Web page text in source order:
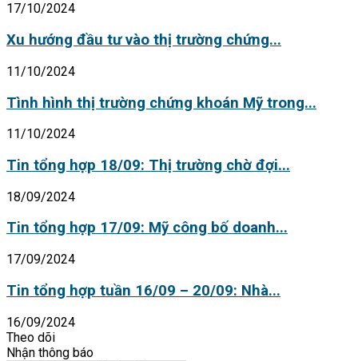
17/10/2024
Xu hướng đầu tư vào thị trường chứng...
11/10/2024
Tình hình thị trường chứng khoán Mỹ trong...
11/10/2024
Tin tổng hợp 18/09: Thị trường chờ đợi...
18/09/2024
Tin tổng hợp 17/09: Mỹ công bố doanh...
17/09/2024
Tin tổng hợp tuần 16/09 – 20/09: Nhà...
16/09/2024
Theo dõi
Nhận thông báo